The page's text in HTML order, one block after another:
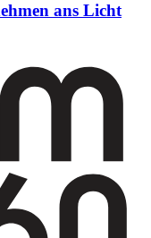
ans Licht